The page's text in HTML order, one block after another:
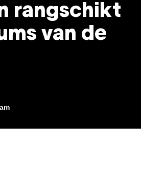
rangschikt
van de